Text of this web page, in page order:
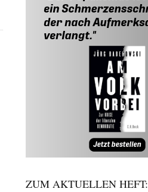
ZUM AKTUELLEN HEFT: